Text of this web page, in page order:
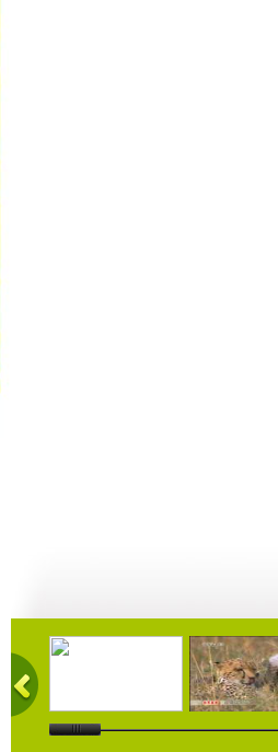
10:39